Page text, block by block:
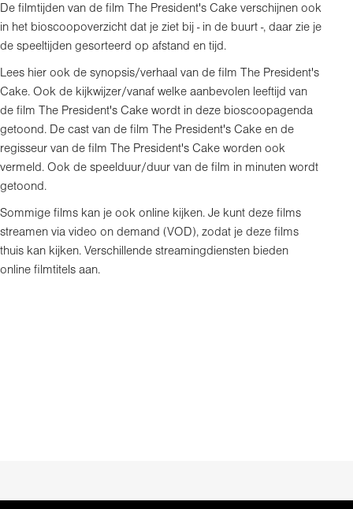
De filmtijden van de film The President's Cake verschijnen ook
in het bioscoopoverzicht dat je ziet bij - in de buurt -, daar zie je
de speeltijden gesorteerd op afstand en tijd.
Lees hier ook de synopsis/verhaal van de film The President's
Cake. Ook de kijkwijzer/vanaf welke aanbevolen leeftijd van
de film The President's Cake wordt in deze bioscoopagenda
getoond. De cast van de film The President's Cake en de
regisseur van de film The President's Cake worden ook
vermeld. Ook de speelduur/duur van de film in minuten wordt
getoond.
Sommige films kan je ook online kijken. Je kunt deze films
streamen via video on demand (VOD), zodat je deze films
thuis kan kijken. Verschillende streamingdiensten bieden
online filmtitels aan.